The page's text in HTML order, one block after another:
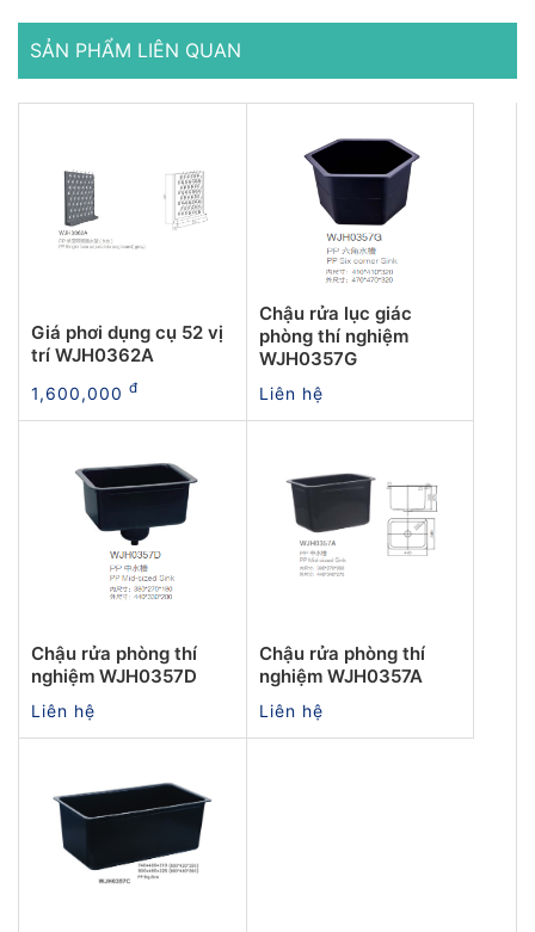
SẢN PHẨM LIÊN QUAN
Giá phơi dụng cụ 52 vị
trí WJH0362A
1,600,000 đ
Chậu rửa lục giác
phòng thí nghiệm
WJH0357G
Liên hệ
Chậu rửa phòng thí
nghiệm WJH0357D
Liên hệ
Chậu rửa phòng thí
nghiệm WJH0357A
Liên hệ